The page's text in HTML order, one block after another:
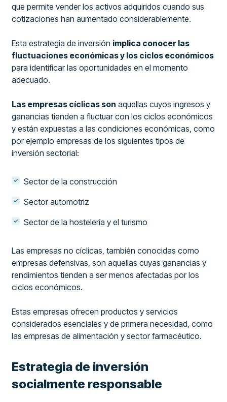
que permite vender los activos adquiridos cuando sus
cotizaciones han aumentado considerablemente.
Esta estrategia de inversión implica conocer las
fluctuaciones económicas y los ciclos económicos
para identificar las oportunidades en el momento
adecuado.
Las empresas cíclicas son aquellas cuyos ingresos y
ganancias tienden a fluctuar con los ciclos económicos
y están expuestas a las condiciones económicas, como
por ejemplo empresas de los siguientes tipos de
inversión sectorial:
Sector de la construcción
Sector automotriz
Sector de la hostelería y el turismo
Las empresas no cíclicas, también conocidas como
empresas defensivas, son aquellas cuyas ganancias y
rendimientos tienden a ser menos afectadas por los
ciclos económicos.
Estas empresas ofrecen productos y servicios
considerados esenciales y de primera necesidad, como
las empresas de alimentación y sector farmacéutico.
Estrategia de inversión
socialmente responsable